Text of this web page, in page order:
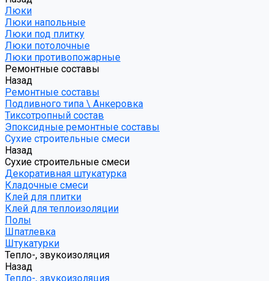
Люки
Люки напольные
Люки под плитку
Люки потолочные
Люки противопожарные
Ремонтные составы
Назад
Ремонтные составы
Подливного типа \ Анкеровка
Тиксотропный состав
Эпоксидные ремонтные составы
Сухие строительные смеси
Назад
Сухие строительные смеси
Декоративная штукатурка
Кладочные смеси
Клей для плитки
Клей для теплоизоляции
Полы
Шпатлевка
Штукатурки
Тепло-, звукоизоляция
Назад
Тепло-, звукоизоляция